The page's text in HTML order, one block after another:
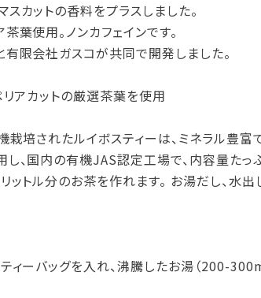
カットの香料をプラスしました。
葉使用。ノンカフェインです。
限会社ガスコが共同で開発しました。
アカットの厳選茶葉を使用
培されたルイボスティーは、ミネラル豊富
、国内の有機JAS認定工場で、内容量たっ
ットル分のお茶を作れます。 お湯だし、水出
ィーバッグを入れ、沸騰したお湯（200-